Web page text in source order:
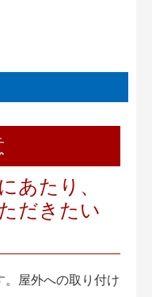
あたり、
だきたい
屋外への取り付け